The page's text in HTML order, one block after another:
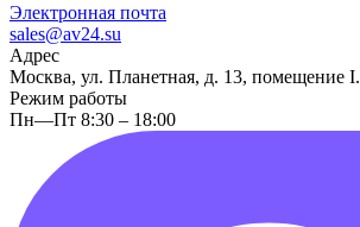
Электронная почта
sales@av24.su
Адрес
Москва, ул. Планетная, д. 13, помещение I.
Режим работы
Пн—Пт 8:30 – 18:00